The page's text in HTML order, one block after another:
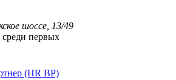
шоссе, 13/49
первых
(HR BP)